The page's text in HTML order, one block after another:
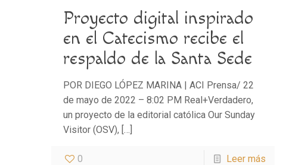
Proyecto digital inspirado
en el Catecismo recibe el
respaldo de la Santa Sede
POR DIEGO LÓPEZ MARINA | ACI Prensa/ 22
de mayo de 2022 – 8:02 PM Real+Verdadero,
un proyecto de la editorial católica Our Sunday
Visitor (OSV), […]
0 Leer más